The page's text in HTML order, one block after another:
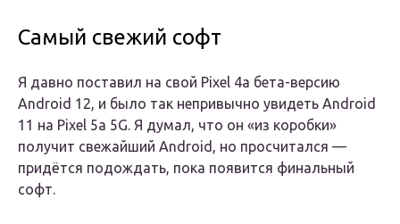
Самый свежий софт
Я давно поставил на свой Pixel 4a бета-версию
Android 12, и было так непривычно увидеть Android
11 на Pixel 5a 5G. Я думал, что он «из коробки»
получит свежайший Android, но просчитался —
придётся подождать, пока появится финальный
софт.